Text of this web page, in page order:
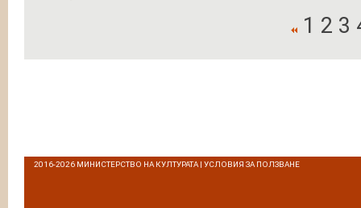
1 2 3
2016-2026 МИНИСТЕРСТВО НА КУЛТУРАТА | УСЛОВИЯ ЗА ПОЛЗВАНЕ